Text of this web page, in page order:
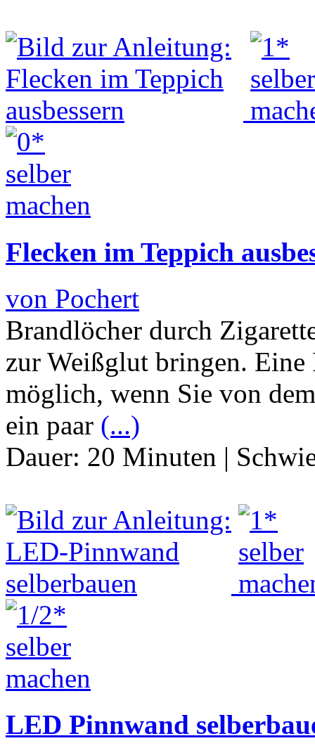
Flecken im Teppich
von Pochert
Brandlöcher durch
zur Weißglut bringen. Eine
möglich, wenn Sie von
ein paar (...)
Dauer: 20 Minuten |
LED Pinnwand